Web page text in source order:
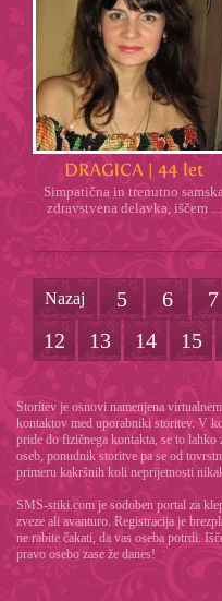
Simpatična in trenutno samska
zdravstvena delavka, iščem ...
Nazaj 5 6 7
12
13 14 15
Storitev je osnovi namenjena
kontaktov med uporabniki storitev. V
pride do fizičnega kontakta, se to
oseb, ponudnik storitve pa se od
primeru kakršnih koli neprijetnosti
SMS-stiki.com je sodoben portal za
zveze ali avanturo. Registracija je
ne rabite čakati, da vas oseba potrdi.
pravo osebo zase že danes!